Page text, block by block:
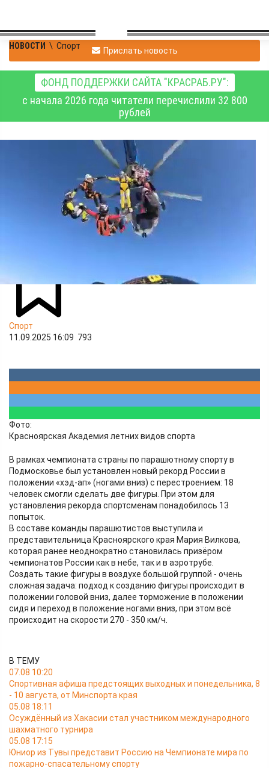
НОВОСТИ \ Спорт Прислать новость
ФОНД ПОДДЕРЖКИ САЙТА "КРАСРАБ.РУ":
с начала 2026 года читатели перечислили 32 800
рублей
Красноярская
парашютистка в
составе команды из 18
человек установила
рекорд России
Спорт
11.09.2025 16:09 793
Фото:
Красноярская Академия летних видов спорта
В рамках чемпионата страны по парашютному спорту в
Подмосковье был установлен новый рекорд России в
положении «хэд-ап» (ногами вниз) с перестроением: 18
человек смогли сделать две фигуры. При этом для
установления рекорда спортсменам понадобилось 13
попыток.
В составе команды парашютистов выступила и
представительница Красноярского края Мария Вилкова,
которая ранее неоднократно становилась призёром
чемпионатов России как в небе, так и в аэротрубе.
Создать такие фигуры в воздухе большой группой - очень
сложная задача: подход к созданию фигуры происходит в
положении головой вниз, далее торможение в положении
сидя и переход в положение ногами вниз, при этом всё
происходит на скорости 270 - 350 км/ч.
В ТЕМУ
07.08 10:20
Спортивная афиша предстоящих выходных и понедельника, 8
- 10 августа, от Минспорта края
05.08 18:11
Осуждённый из Хакасии стал участником международного
шахматного турнира
05.08 17:15
Юниор из Тувы представит Россию на Чемпионате мира по
пожарно-спасательному спорту